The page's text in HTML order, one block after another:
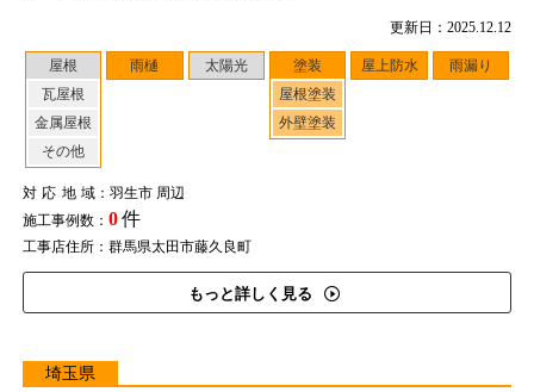
更新日：2025.12.12
屋根
瓦屋根
金属屋根
その他
雨樋 太陽光
塗装
屋根塗装
外壁塗装
屋上防水 雨漏り
対応地域：羽生市 周辺
施工事例数： 0件
工事店住所：群馬県太田市藤久良町
もっと詳しく見る
埼玉県